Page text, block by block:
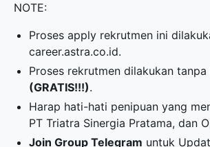
NOTE:
Proses apply rekrutmen ini
career.astra.co.id.
Proses rekrutmen dilakukan tanpa
(GRATIS!!!).
Harap hati-hati penipuan yang
PT Triatra Sinergia Pratama, dan
Join Group Telegram untuk